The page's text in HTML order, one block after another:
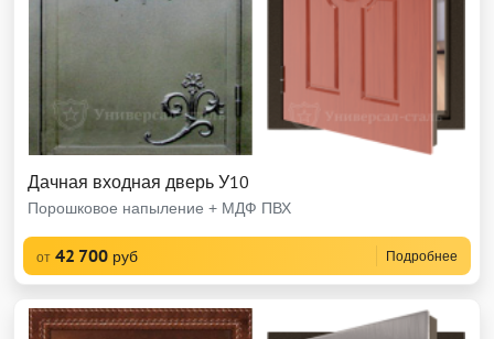
Дачная входная дверь У10
Порошковое напыление + МДФ ПВХ
от 42 700 руб Подробнее